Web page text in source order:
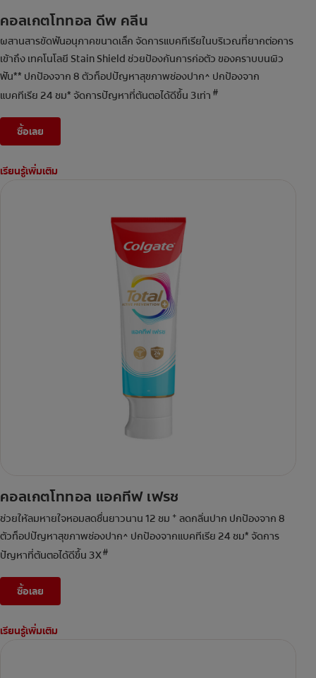
คอลเกตโททอล ดีพ คลีน
ผสานสารขัดฟันอนุภาคขนาดเล็ก จัดการแบคทีเรียในบริเวณที่ยากต่อการ
เข้าถึง เทคโนโลยี Stain Shield ช่วยป้องกันการก่อตัว ของคราบบนผิว
ฟัน** ปกป้องจาก 8 ตัวท็อปปัญหาสุขภาพช่องปาก^ ปกป้องจาก
แบคทีเรีย 24 ชม* จัดการปัญหาที่ต้นตอได้ดีขึ้น 3เท่า #
ซื้อเลย
เรียนรู้เพิ่มเติม
คอลเกตโททอล แอคทีฟ เฟรช
ช่วยให้ลมหายใจหอมสดชื่นยาวนาน 12 ชม + ลดกลิ่นปาก ปกป้องจาก 8
ตัวท็อปปัญหาสุขภาพช่องปาก^ ปกป้องจากแบคทีเรีย 24 ชม* จัดการ
ปัญหาที่ต้นตอได้ดีขึ้น 3X#
ซื้อเลย
เรียนรู้เพิ่มเติม